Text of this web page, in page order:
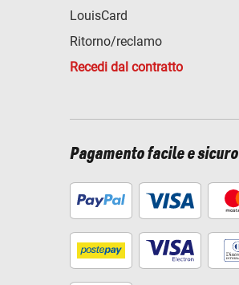
LouisCard
Ritorno/reclamo
Recedi dal contratto
Pagamento facile e sicuro